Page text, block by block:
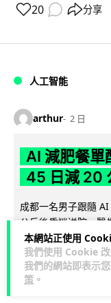
本網站正使用
我們使用 Cookie
我們的網站即表示
策 。
20 分享
人工智能
arthur 2 日
AI 減肥餐
45 日減 20
成都一名男子跟隨
公斤後昏迷送院。醫
及多器官功能障礙。
23 4↗ 分